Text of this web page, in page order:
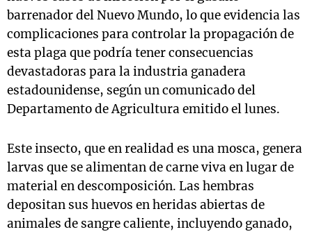
barrenador del Nuevo Mundo, lo que evidencia las
complicaciones para controlar la propagación de
esta plaga que podría tener consecuencias
devastadoras para la industria ganadera
estadounidense, según un comunicado del
Departamento de Agricultura emitido el lunes.
Este insecto, que en realidad es una mosca, genera
larvas que se alimentan de carne viva en lugar de
material en descomposición. Las hembras
depositan sus huevos en heridas abiertas de
animales de sangre caliente, incluyendo ganado,